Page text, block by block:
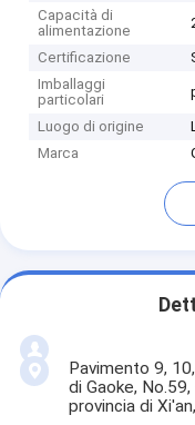
Capacità di
alimentazione
Certificazione
Imballaggi
particolari
Luogo di origine
Marca
Pavimento 9,
di Gaoke,
provincia di